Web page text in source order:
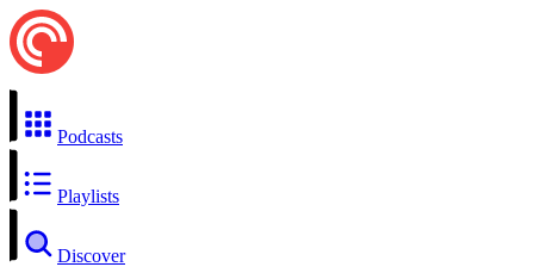
Podcasts
Playlists
Discover